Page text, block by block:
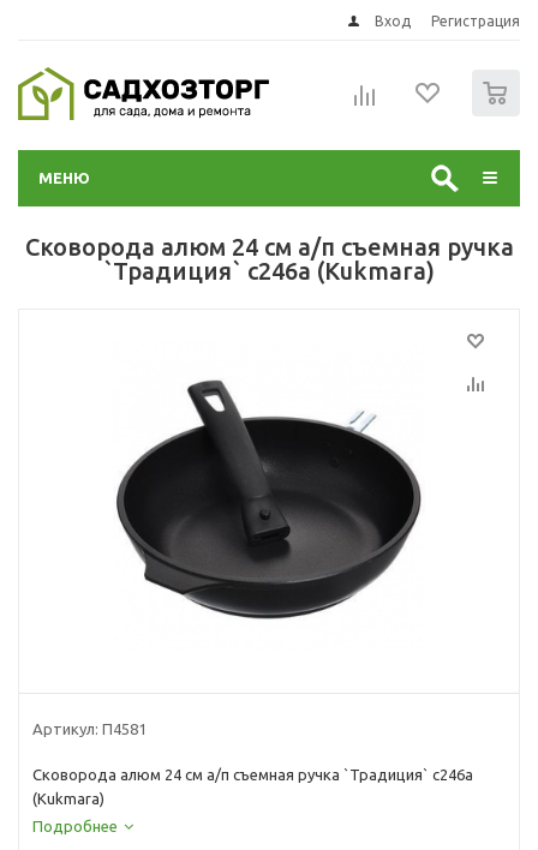
Вход Регистрация
МЕНЮ
Сковорода алюм 24 см а/п съемная ручка
`Традиция` с246а (Kukmara)
Артикул: П4581
Сковорода алюм 24 см а/п съемная ручка `Традиция` с246а
(Kukmara)
Подробнее